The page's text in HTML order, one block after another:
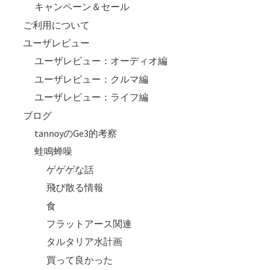
キャンペーン＆セール
ご利用について
ユーザレビュー
ユーザレビュー：オーディオ編
ユーザレビュー：クルマ編
ユーザレビュー：ライフ編
ブログ
tannoyのGe3的考察
蛙鳴蝉噪
ゲゲゲな話
飛び散る情報
食
フラットアース関連
タルタリア水計画
買って良かった